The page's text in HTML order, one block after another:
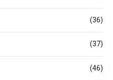
(36)
(37)
(46)